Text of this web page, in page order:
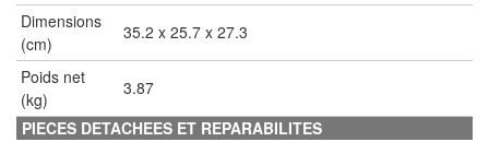
Dimensions
(cm)
35.2 x 25.7 x 27.3
Poids net
(kg)
3.87
PIECES DETACHEES ET REPARABILITES